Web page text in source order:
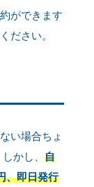
ができます
ださい。
い場合ちょ
かし、 自
、即日発行